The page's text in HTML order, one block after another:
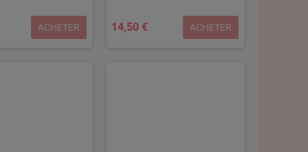
ACHETER 14,50 € ACHETER